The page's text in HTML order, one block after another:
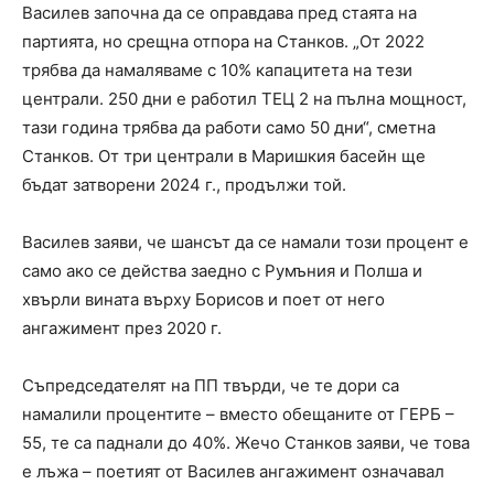
Василев започна да се оправдава пред стаята на
партията, но срещна отпора на Станков. „От 2022
трябва да намаляваме с 10% капацитета на тези
централи. 250 дни е работил ТЕЦ 2 на пълна мощност,
тази година трябва да работи само 50 дни“, сметна
Станков. От три централи в Маришкия басейн ще
бъдат затворени 2024 г., продължи той.
Василев заяви, че шансът да се намали този процент е
само ако се действа заедно с Румъния и Полша и
хвърли вината върху Борисов и поет от него
ангажимент през 2020 г.
Съпредседателят на ПП твърди, че те дори са
намалили процентите – вместо обещаните от ГЕРБ –
55, те са паднали до 40%. Жечо Станков заяви, че това
е лъжа – поетият от Василев ангажимент означавал